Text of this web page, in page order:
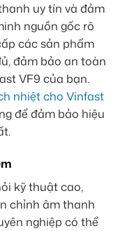
uy tín và đảm
nguồn gốc rõ
các sản phẩm
đảm bảo an toàn
VF9 của bạn.
nhiệt cho Vinfast
để đảm bảo hiệu
kỹ thuật cao,
chỉnh âm thanh
nghiệp có thể